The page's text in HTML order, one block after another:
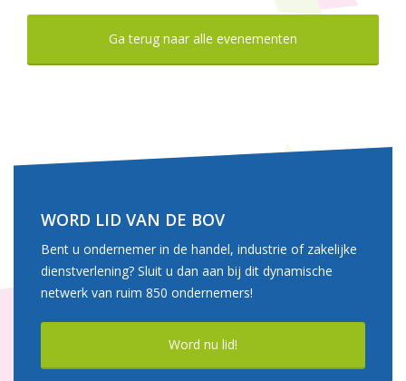
Ga terug naar alle evenementen
WORD LID VAN DE BOV
Bent u ondernemer in de handel, industrie of zakelijke
dienstverlening? Sluit u dan aan bij dit dynamische
netwerk van ruim 850 ondernemers!
Word nu lid!